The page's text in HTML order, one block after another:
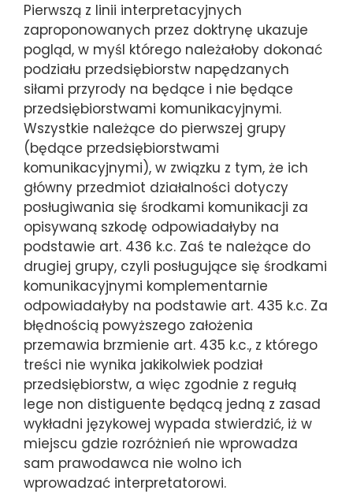
Pierwszą z linii interpretacyjnych
zaproponowanych przez doktrynę ukazuje
pogląd, w myśl którego należałoby dokonać
podziału przedsiębiorstw napędzanych
siłami przyrody na będące i nie będące
przedsiębiorstwami komunikacyjnymi.
Wszystkie należące do pierwszej grupy
(będące przedsiębiorstwami
komunikacyjnymi), w związku z tym, że ich
główny przedmiot działalności dotyczy
posługiwania się środkami komunikacji za
opisywaną szkodę odpowiadałyby na
podstawie art. 436 k.c. Zaś te należące do
drugiej grupy, czyli posługujące się środkami
komunikacyjnymi komplementarnie
odpowiadałyby na podstawie art. 435 k.c. Za
błędnością powyższego założenia
przemawia brzmienie art. 435 k.c., z którego
treści nie wynika jakikolwiek podział
przedsiębiorstw, a więc zgodnie z regułą
lege non distiguente będącą jedną z zasad
wykładni językowej wypada stwierdzić, iż w
miejscu gdzie rozróżnień nie wprowadza
sam prawodawca nie wolno ich
wprowadzać interpretatorowi.